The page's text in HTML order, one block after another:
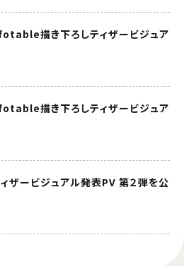
描き下ろしティザービジュア
描き下ろしティザービジュア
ザービジュアル発表PV 第２弾を公